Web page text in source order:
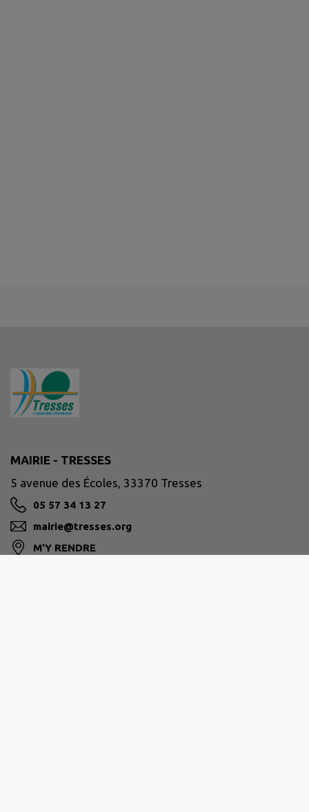
MAIRIE - TRESSES
5 avenue des Écoles, 33370 Tresses
05 57 34 13 27
mairie@tresses.org
M'Y RENDRE